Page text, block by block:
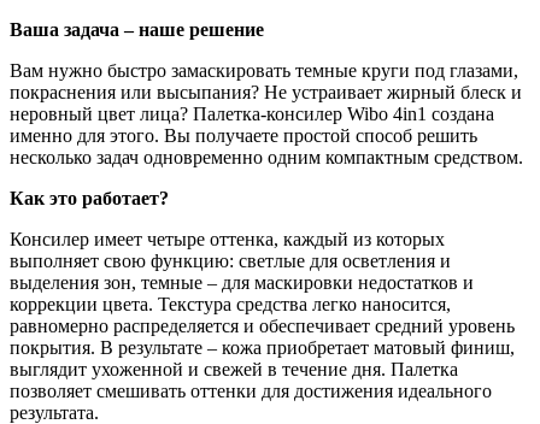
Ваша задача – наше решение
Вам нужно быстро замаскировать темные круги под глазами,
покраснения или высыпания? Не устраивает жирный блеск и
неровный цвет лица? Палетка-консилер Wibo 4in1 создана
именно для этого. Вы получаете простой способ решить
несколько задач одновременно одним компактным средством.
Как это работает?
Консилер имеет четыре оттенка, каждый из которых
выполняет свою функцию: светлые для осветления и
выделения зон, темные – для маскировки недостатков и
коррекции цвета. Текстура средства легко наносится,
равномерно распределяется и обеспечивает средний уровень
покрытия. В результате – кожа приобретает матовый финиш,
выглядит ухоженной и свежей в течение дня. Палетка
позволяет смешивать оттенки для достижения идеального
результата.